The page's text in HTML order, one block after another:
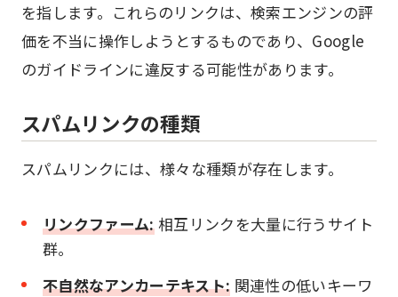
を指します。これらのリンクは、検索エンジンの評
価を不当に操作しようとするものであり、Google
のガイドラインに違反する可能性があります。
スパムリンクの種類
スパムリンクには、様々な種類が存在します。
リンクファーム:相互リンクを大量に行うサイト
群。
不自然なアンカーテキスト: 関連性の低いキーワ